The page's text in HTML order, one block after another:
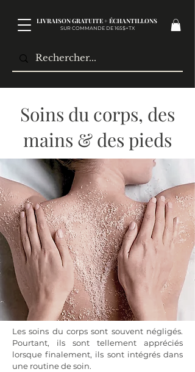
LIVRAISON GRATUITE + ÉCHANTILLONS
SUR COMMANDE DE 165$+TX​
Soins du corps, des
mains & des pieds
Les soins du corps sont souvent négligés.
Pourtant, ils sont tellement appréciés
lorsque finalement, ils sont intégrés dans
une routine de soin.